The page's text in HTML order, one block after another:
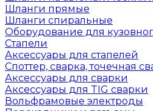
Шланги прямые
Шланги спиральные
Оборудование для
Стапели
Аксессуары для стапелей
Споттер, сварка, точечная
Аксессуары для сварки
Аксессуары для TIG сварки
Вольфрамовые электроды